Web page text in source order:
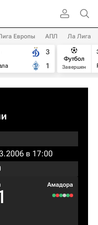
Европы АПЛ Ла Лига
3
1
Футбол
Завершен
в 17:00
Амадора